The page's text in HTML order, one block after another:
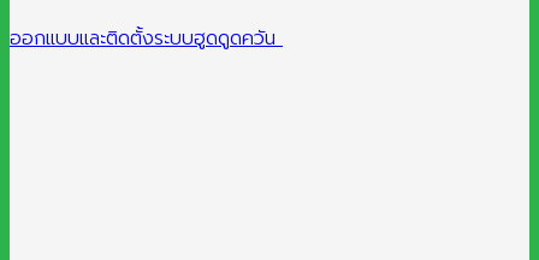
ออกแบบและติดตั้งระบบฮูดดูดควัน